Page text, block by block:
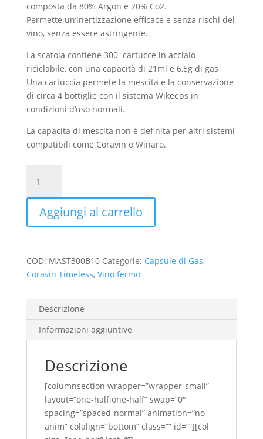
composta da 80% Argon e 20% Co2.
Permette un’inertizzazione efficace e senza rischi del
vino, senza essere astringente.
La scatola contiene 300 cartucce in acciaio
riciclabile, con una capacità di 21ml e 6,5g di gas
Una cartuccia permete la mescita e la conservazione
di circa 4 bottiglie con il sistema Wikeeps in
condizioni d’uso normali.
La capacita di mescita non é definita per altri sistemi
compatibili come Coravin o Winaro.
Argon
-
Co2
x
quantità
Aggiungi al carrello
COD: MAST300B10 Categorie: Capsule di Gas,
Coravin Timeless, Vino fermo
Descrizione
Informazioni aggiuntive
Descrizione
[columnsection wrapper=”wrapper-small”
layout=”one-half;one-half” swap=”0″
spacing=”spaced-normal” animation=”no-
anim” colalign=”bottom” class=”” id=””][col